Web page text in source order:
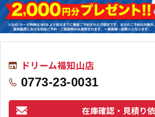
ドリーム福知山店
0773-23-0031
在庫確認・見積り